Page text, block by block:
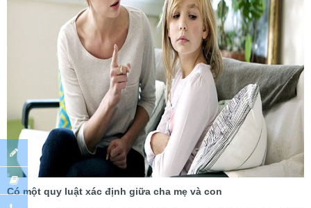
Có một quy luật xác định giữa cha mẹ và con